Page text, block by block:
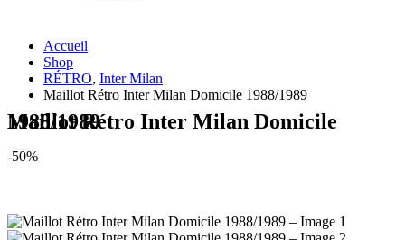
Accueil
Shop
RÉTRO, Inter Milan
Maillot Rétro Inter Milan Domicile 1988/1989
Maillot Rétro Inter Milan Domicile 1988/1989
-50%